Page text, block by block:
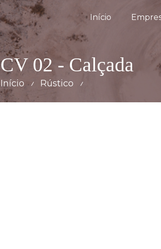
Início
CV 02 - Calçada
Início Rústico